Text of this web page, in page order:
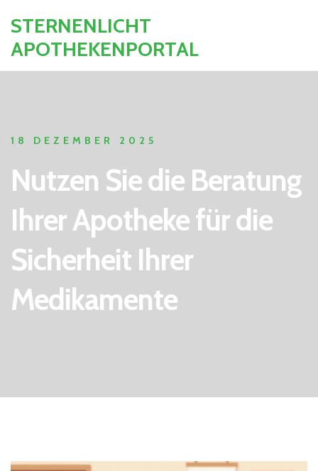
STERNENLICHT
APOTHEKENPORTAL
18 DEZEMBER 2025
Nutzen Sie die Beratung
Ihrer Apotheke für die
Sicherheit Ihrer
Medikamente